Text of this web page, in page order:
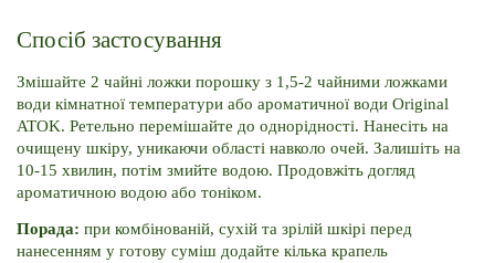
Спосіб застосування
Змішайте 2 чайні ложки порошку з 1,5-2 чайними ложками
води кімнатної температури або ароматичної води Original
ATOK. Ретельно перемішайте до однорідності. Нанесіть на
очищену шкіру, уникаючи області навколо очей. Залишіть на
10-15 хвилин, потім змийте водою. Продовжіть догляд
ароматичною водою або тоніком.
Порада: при комбінованій, сухій та зрілій шкірі перед
нанесенням у готову суміш додайте кілька крапель